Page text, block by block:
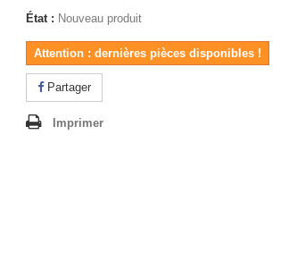
État : Nouveau produit
Attention : dernières pièces disponibles !
Partager
Imprimer